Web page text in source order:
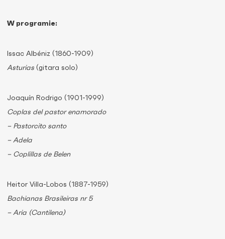
W programie:
Issac Albéniz (1860-1909)
Asturias (gitara solo)
Joaquín Rodrigo (1901-1999)
Coplas del pastor enamorado
– Pastorcito santo
– Adela
– Coplillas de Belen
Heitor Villa-Lobos (1887-1959)
Bachianas Brasileiras nr 5
– Aria (Cantilena)